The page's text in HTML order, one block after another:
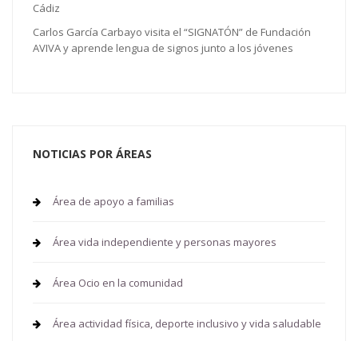
Cádiz
Carlos García Carbayo visita el “SIGNATÓN” de Fundación
AVIVA y aprende lengua de signos junto a los jóvenes
NOTICIAS POR ÁREAS
Área de apoyo a familias
Área vida independiente y personas mayores
Área Ocio en la comunidad
Área actividad física, deporte inclusivo y vida saludable